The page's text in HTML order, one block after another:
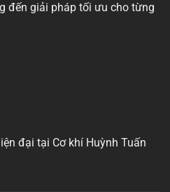
đến giải pháp tối ưu cho từng
đại tại Cơ khí Huỳnh Tuấn